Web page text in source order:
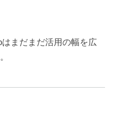
まだまだ活用の幅を広